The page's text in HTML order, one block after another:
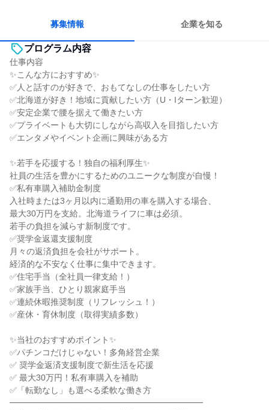
募集情報 企業を知る
プログラム内容
仕事内容
✨こんな方におすすめ✨
✅人と話すのが好きで、おもてなしの仕事をしたい方
✅北海道が好き！地域に貢献したい方（U・Iターン歓迎）
✅安定企業で腰を据えて働きたい方
✅プライベートも大切にしながら高収入を目指したい方
✅エンタメやイベント企画に興味がある方
✨若手を応援する！独自の福利厚生✨
社員の生活を豊かにするためのユニークな制度が自慢！
✅私有車購入補助金制度
入社時または3ヶ月以内に通勤用の車を購入する場合、
最大30万円を支給。北海道ライフに車は必須。
若手の負担を減らす新制度です。
✅奨学金返還支援制度
月々の返済負担を会社がサポート。
経済的な不安なく仕事に集中できます。
✅住宅手当（全社員一律支給！）
✅家族手当、ひとり親家庭手当
✅連続休暇推奨制度（リフレッシュ！）
✅産休・育休制度（取得実績多数）
✨当社のおすすめポイント✨
✅パチンコだけじゃない！多角経営企業
✅ 奨学金返済支援制度で新生活を応援
✅ 最大30万円！私有車購入を補助
✅「転勤なし」も選べる柔軟な働き方
━━━━━━━━━━━━━━━━━━━━━━━